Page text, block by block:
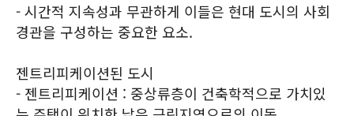
- 시간적 지속성과 무관하게 이들은 현대 도시의 사회
경관을 구성하는 중요한 요소.
젠트리피케이션된 도시
- 젠트리피케이션 : 중상류층이 건축학적으로 가치있